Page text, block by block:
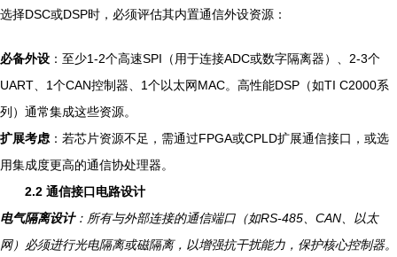
选择DSC或DSP时，必须评估其内置通信外设资源：
必备外设 ：至少1-2个高速SPI（用于连接ADC或数字隔离器）、2-3个
UART、1个CAN控制器、1个以太网MAC。高性能DSP（如TI C2000系
列）通常集成这些资源。
扩展考虑 ：若芯片资源不足，需通过FPGA或CPLD扩展通信接口，或选
用集成度更高的通信协处理器。
2.2 通信接口电路设计
电气隔离设计：所有与外部连接的通信端口（如RS-485、CAN、以太
网）必须进行光电隔离或磁隔离，以增强抗干扰能力，保护核心控制器。